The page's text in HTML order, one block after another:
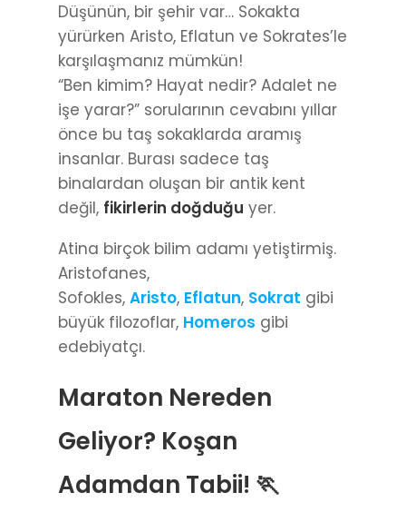
Düşünün, bir şehir var… Sokakta
yürürken Aristo, Eflatun ve Sokrates’le
karşılaşmanız mümkün!
“Ben kimim? Hayat nedir? Adalet ne
işe yarar?” sorularının cevabını yıllar
önce bu taş sokaklarda aramış
insanlar. Burası sadece taş
binalardan oluşan bir antik kent
değil, fikirlerin doğduğu yer.
Atina birçok bilim adamı yetiştirmiş.
Aristofanes,
Sofokles, Aristo, Eflatun, Sokrat gibi
büyük filozoflar, Homeros gibi
edebiyatçı.
Maraton Nereden
Geliyor? Koşan
Adamdan Tabii! 🏃